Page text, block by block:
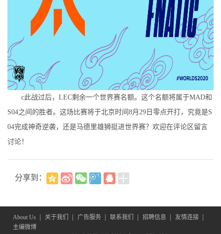
c此战过后，LEC剩余一个世界赛名额。这个名额将属于MAD和
S04之间的胜者。这场比赛将于北京时间8月29日零点开打，究竟是S
04完成神奇逆袭，还是马德里雄狮挺进世界赛？欢迎在评论区留言
讨论！
分享到：
About Us 关于我们 广告服务 联系我们 招聘信息 友情连接
主编微博